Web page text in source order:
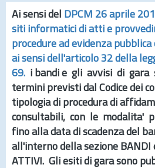
Ai sensi del DPCM 26 aprile
siti informatici di atti e
procedure ad evidenza
ai sensi dell'articolo 32 della
69. i bandi e gli avvisi di gara
termini previsti dal Codice dei
tipologia di procedura di
consultabili, con le modalita'
fino alla data di scadenza del
all'interno della sezione BANDI
ATTIVI. Gli esiti di gara sono